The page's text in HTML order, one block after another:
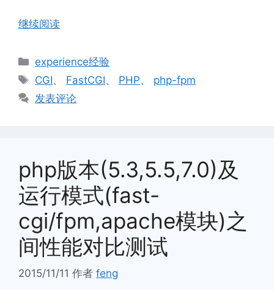
继续阅读
分
类
experience经验
标
签
CGI、 FastCGI、 PHP、 php-fpm
发表评论
php版本(5.3,5.5,7.0)及
运行模式(fast-
cgi/fpm,apache模块)之
间性能对比测试
2015/11/11 作者 feng